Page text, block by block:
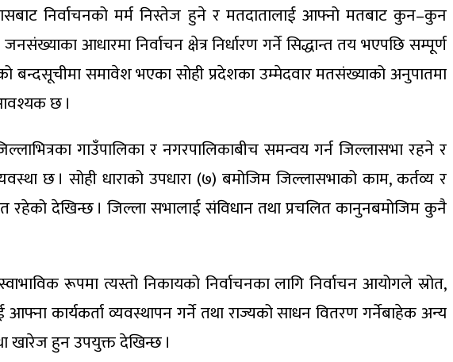
निर्वाचनको मर्म निस्तेज हुने र मतदातालाई आफ्नो मतबाट कुन–कुन
आधारमा निर्वाचन क्षेत्र निर्धारण गर्ने सिद्धान्त तय भएपछि सम्पूर्ण
बन्दसूचीमा समावेश भएका सोही प्रदेशका उम्मेदवार मतसंख्याको अनुपातमा
छ ।
गाउँपालिका र नगरपालिकाबीच समन्वय गर्न जिल्लासभा रहने र
छ । सोही धाराको उपधारा (७) बमोजिम जिल्लासभाको काम, कर्तव्य र
रहेको देखिन्छ । जिल्ला सभालाई संविधान तथा प्रचलित कानुनबमोजिम कुनै
रूपमा त्यस्तो निकायको निर्वाचनका लागि निर्वाचन आयोगले स्रोत,
कार्यकर्ता व्यवस्थापन गर्ने तथा राज्यको साधन वितरण गर्नेबाहेक अन्य
खारेज हुन उपयुक्त देखिन्छ ।